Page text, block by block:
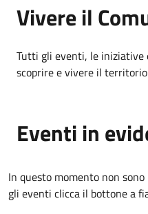
Vivere il
Tutti gli eventi, le iniziative
scoprire e vivere il
Eventi in
In questo momento non
gli eventi clicca il bottone a